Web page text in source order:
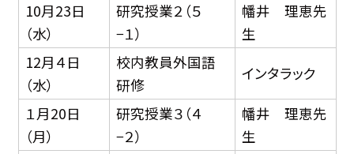
10月23日
（水）
研究授業２（５
−１）
幡井 理恵先
生
12月４日
（水）
校内教員外国語
研修
インタラック
１月20日
（月）
研究授業３（４
−２）
幡井 理恵先
生